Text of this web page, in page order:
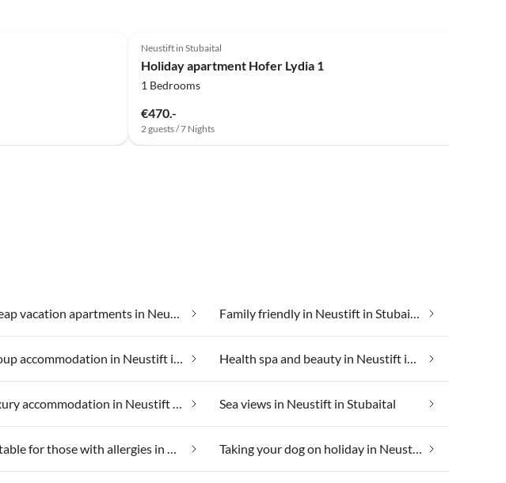
Neustift in Stubaital
Holiday apartment Hofer Lydia 1
1 Bedrooms
€470.-
2 guests / 7 Nights
Cheap vacation apartments in Neustift in Stubaital Family friendly in Neustift in Stubaital
Group accommodation in Neustift in Stubaital Health spa and beauty in Neustift in Stubaital
Luxury accommodation in Neustift in Stubaital Sea views in Neustift in Stubaital
Suitable for those with allergies in Neustift in Stubaital Taking your dog on holiday in Neustift in Stubaital